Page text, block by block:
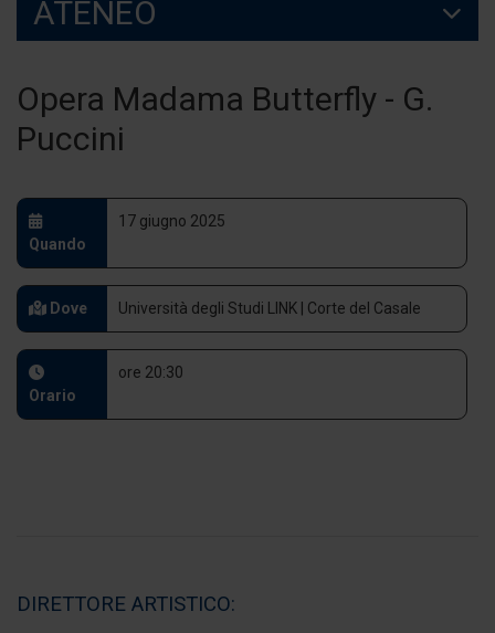
ATENEO
Opera Madama Butterfly - G.
Puccini
Quando
17 giugno 2025
Dove Università degli Studi LINK | Corte del Casale
Orario
ore 20:30
DIRETTORE ARTISTICO: